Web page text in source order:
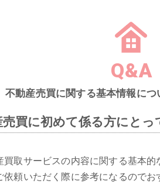
不動産売買に関する基本情報に
Q&A
売買に初めて係る方にと
取サービスの内容に関する基本
頼いただく際に参考になるのでお